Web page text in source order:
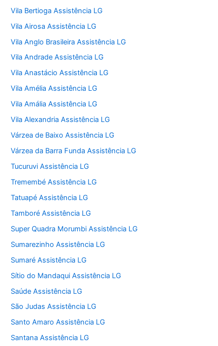
Vila Bertioga Assistência LG
Vila Airosa Assistência LG
Vila Anglo Brasileira Assistência LG
Vila Andrade Assistência LG
Vila Anastácio Assistência LG
Vila Amélia Assistência LG
Vila Amália Assistência LG
Vila Alexandria Assistência LG
Várzea de Baixo Assistência LG
Várzea da Barra Funda Assistência LG
Tucuruvi Assistência LG
Tremembé Assistência LG
Tatuapé Assistência LG
Tamboré Assistência LG
Super Quadra Morumbi Assistência LG
Sumarezinho Assistência LG
Sumaré Assistência LG
Sítio do Mandaqui Assistência LG
Saúde Assistência LG
São Judas Assistência LG
Santo Amaro Assistência LG
Santana Assistência LG